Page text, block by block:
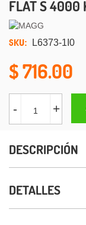
FLAT S 4000
SKU: L6373-1I0
716.00
- +
DESCRIPCIÓN
DETALLES